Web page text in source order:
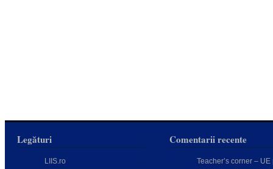
Legături
LIIS.ro
Comentarii recente
Teacher’s corner – UE